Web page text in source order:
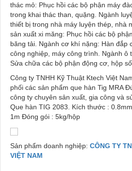
thác mỏ: Phục hồi các bộ phận máy
trong khai thác than, quặng. Ngành
thiết bị trong nhà máy luyện thép, nhà
sản xuất xi măng: Phục hồi các bộ
băng tải. Ngành cơ khí nặng: Hàn đắp
công nghiệp, máy công trình. Ngành ô
Sửa chữa các bộ phận động cơ, hộp
Công ty TNHH Kỹ Thuật Ktech Việt
phối các sản phẩm que hàn Tig MRA
công ty chuyên sản xuất, gia công và
Que hàn TIG 2083. Kích thước :
1m Đóng gói : 5kg/hộp
Sản phẩm doanh nghiệp: CÔNG TY
VIỆT NAM